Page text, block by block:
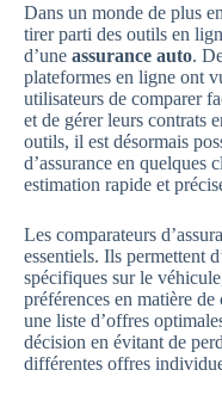
Dans un monde de plus
tirer parti des outils en
d’une assurance auto.
plateformes en ligne ont
utilisateurs de comparer
et de gérer leurs contrats
outils, il est désormais
d’assurance en quelques
estimation rapide et
Les comparateurs
essentiels. Ils permettent
spécifiques sur le
préférences en matière
une liste d’offres
décision en évitant de
différentes offres